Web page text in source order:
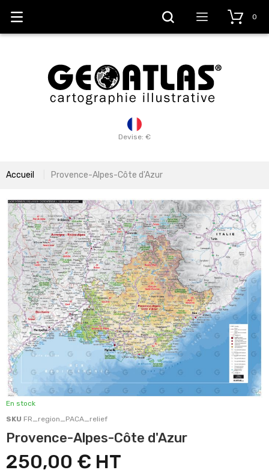
Devise: €
0
Accueil Provence-Alpes-Côte d'Azur
En stock
SKU FR_region_PACA_relief
Provence-Alpes-Côte d'Azur
250,00 €